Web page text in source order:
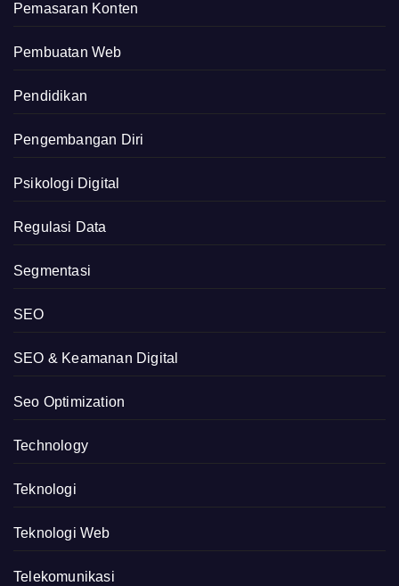
Pemasaran Konten
Pembuatan Web
Pendidikan
Pengembangan Diri
Psikologi Digital
Regulasi Data
Segmentasi
SEO
SEO & Keamanan Digital
Seo Optimization
Technology
Teknologi
Teknologi Web
Telekomunikasi